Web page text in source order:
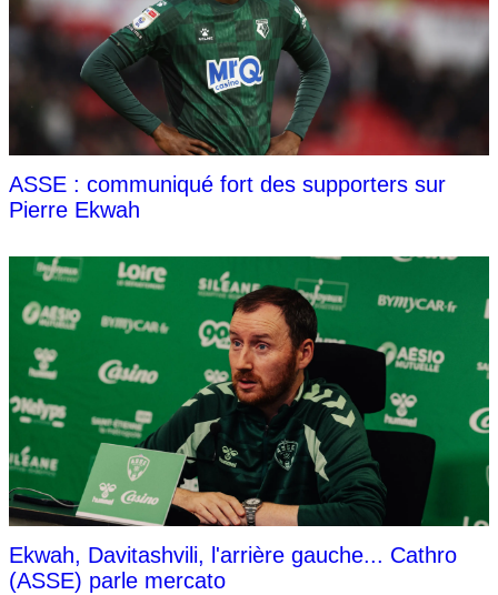
ASSE : communiqué fort des supporters sur
Pierre Ekwah
Ekwah, Davitashvili, l'arrière gauche... Cathro
(ASSE) parle mercato